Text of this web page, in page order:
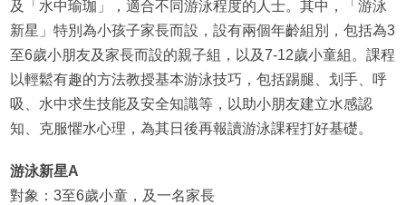
及「水中瑜珈」，適合不同游泳程度的人士。其中，「游泳
新星」特別為小孩子家長而設，設有兩個年齡組別，包括為3
至6歲小朋友及家長而設的親子組，以及7-12歲小童組。課程
以輕鬆有趣的方法教授基本游泳技巧，包括踢腿、划手、呼
吸、水中求生技能及安全知識等，以助小朋友建立水感認
知、克服懼水心理，為其日後再報讀游泳課程打好基礎。
游泳新星A
對象：3至6歲小童，及一名家長